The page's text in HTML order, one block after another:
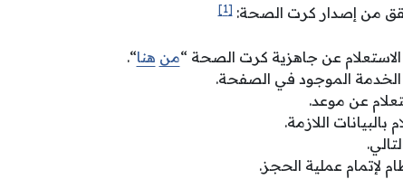
من إصدار كرت الصحة:[1]
عن جاهزية كرت الصحة “من هنا“
.
الموجود في الصفحة.
عن موعد.
اللازمة.
لإتمام عملية الحجز.